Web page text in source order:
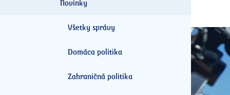
Novinky
Všetky správy
Domáca politika
Zahraničná politika